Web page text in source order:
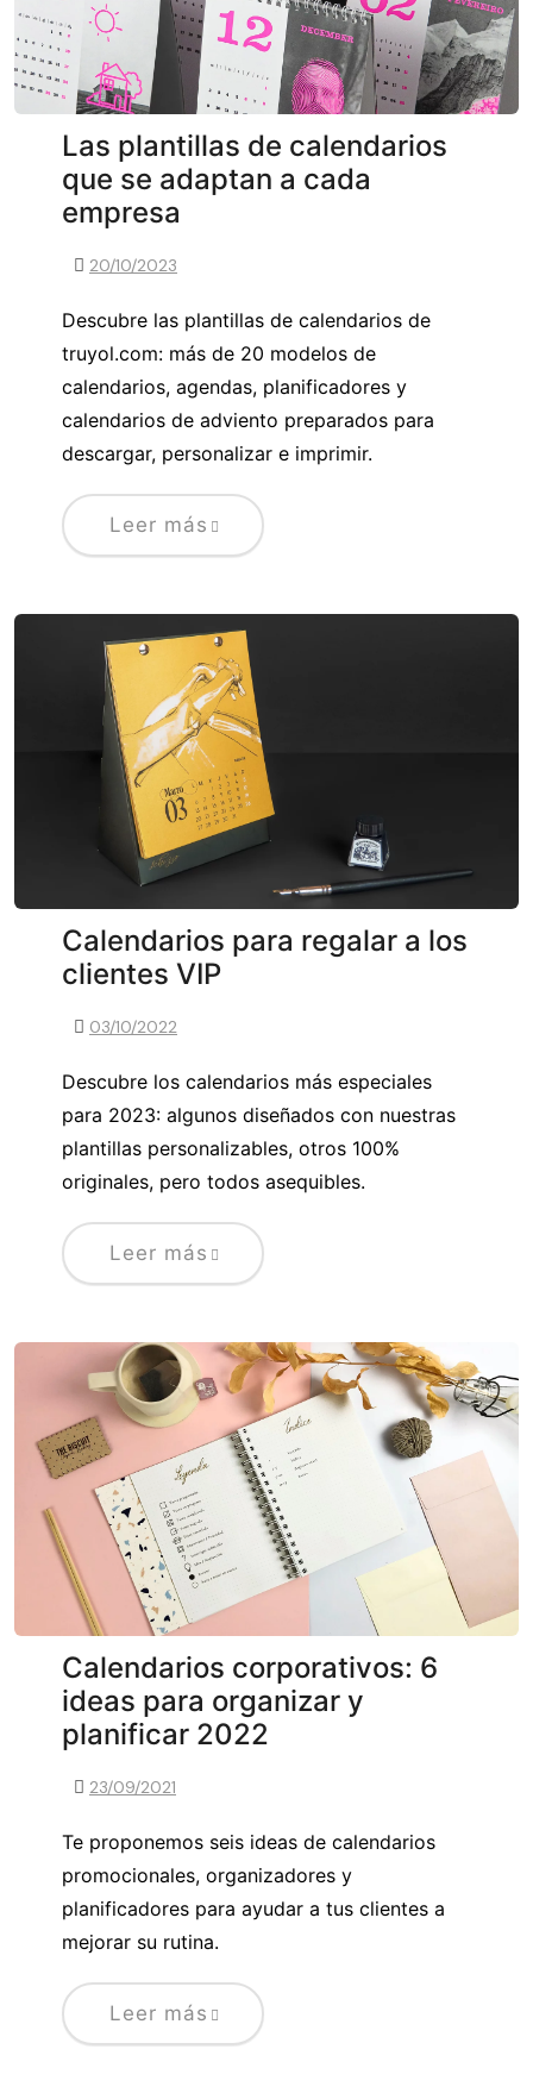
Las plantillas de calendarios
que se adaptan a cada
empresa
20/10/2023
Descubre las plantillas de calendarios de
truyol.com: más de 20 modelos de
calendarios, agendas, planificadores y
calendarios de adviento preparados para
descargar, personalizar e imprimir.
Leer más
Calendarios para regalar a los
clientes VIP
03/10/2022
Descubre los calendarios más especiales
para 2023: algunos diseñados con nuestras
plantillas personalizables, otros 100%
originales, pero todos asequibles.
Leer más
Calendarios corporativos: 6
ideas para organizar y
planificar 2022
23/09/2021
Te proponemos seis ideas de calendarios
promocionales, organizadores y
planificadores para ayudar a tus clientes a
mejorar su rutina.
Leer más